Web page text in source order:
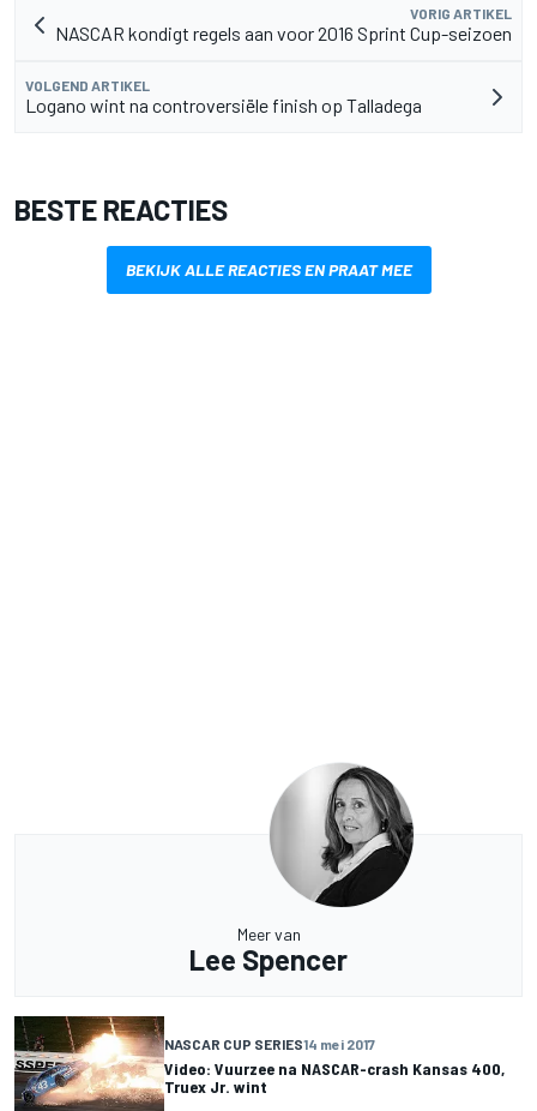
VORIG ARTIKEL
NASCAR kondigt regels aan voor 2016 Sprint Cup-seizoen
VOLGEND ARTIKEL
Logano wint na controversiële finish op Talladega
BESTE REACTIES
BEKIJK ALLE REACTIES EN PRAAT MEE
Meer van
Lee Spencer
NASCAR CUP SERIES14 mei 2017
Video: Vuurzee na NASCAR-crash Kansas 400,
Truex Jr. wint